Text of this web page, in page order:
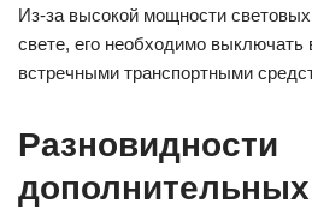
Из-за высокой мощности
свете, его необходимо
встречными транспортными
Разновидности
дополнительных